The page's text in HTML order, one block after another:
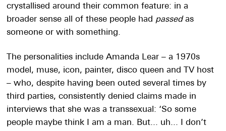
crystallised around their common feature: in a
broader sense all of these people had passedas
someone or with something.
The personalities include Amanda Lear – a 1970s
model, muse, icon, painter, disco queen and TV host
– who, despite having been outed several times by
third parties, consistently denied claims made in
interviews that she was a transsexual: ‘So some
people maybe think I am a man. But... uh... I don’t